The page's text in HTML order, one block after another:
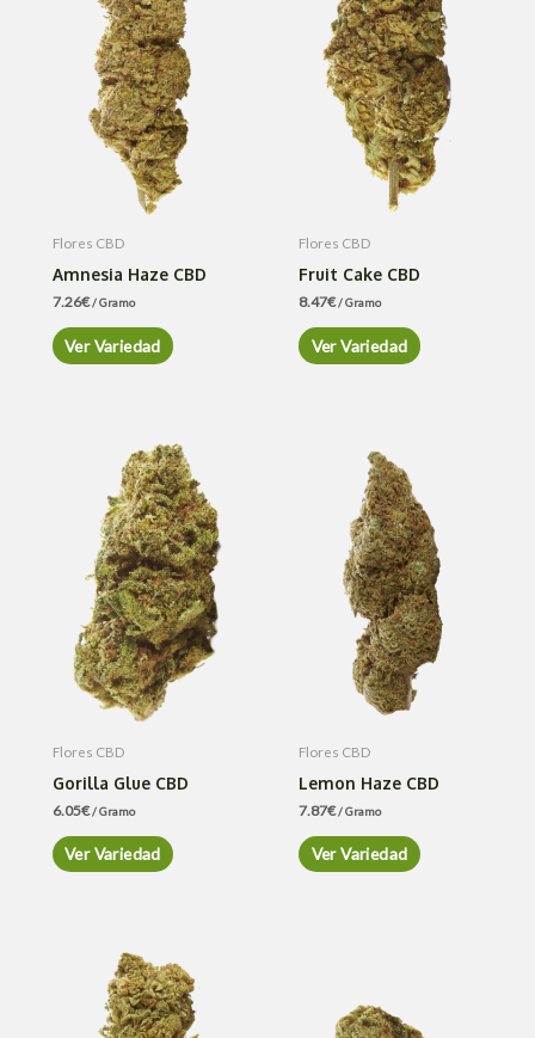
Flores CBD
Amnesia Haze CBD
7.26€/ Gramo
Ver Variedad
Flores CBD
Fruit Cake CBD
8.47€/ Gramo
Ver Variedad
Flores CBD
Gorilla Glue CBD
6.05€/ Gramo
Ver Variedad
Flores CBD
Lemon Haze CBD
7.87€/ Gramo
Ver Variedad